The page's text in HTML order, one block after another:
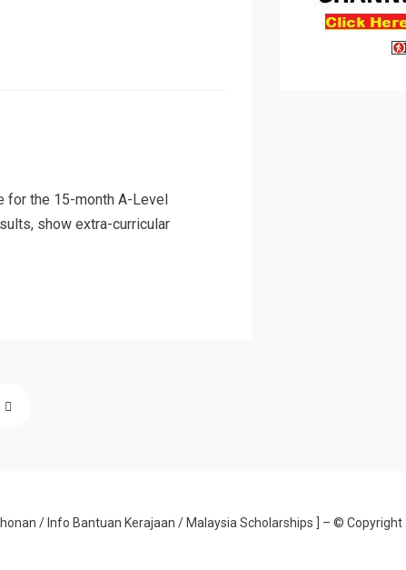
for the 15-month A-Level
show extra-curricular
NEXT
/ Info Bantuan Kerajaan / Malaysia Scholarships ] – © Copyright